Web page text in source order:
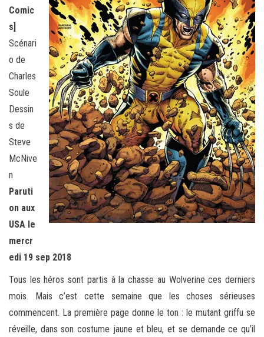
Comic
s]
Scénari
o de
Charles
Soule
Dessin
s de
Steve
McNive
n
Paruti
on aux
USA le
mercr
edi 19 sep 2018
Tous les héros sont partis à la chasse au Wolverine ces derniers
mois. Mais c’est cette semaine que les choses sérieuses
commencent. La première page donne le ton : le mutant griffu se
réveille, dans son costume jaune et bleu, et se demande ce qu’il